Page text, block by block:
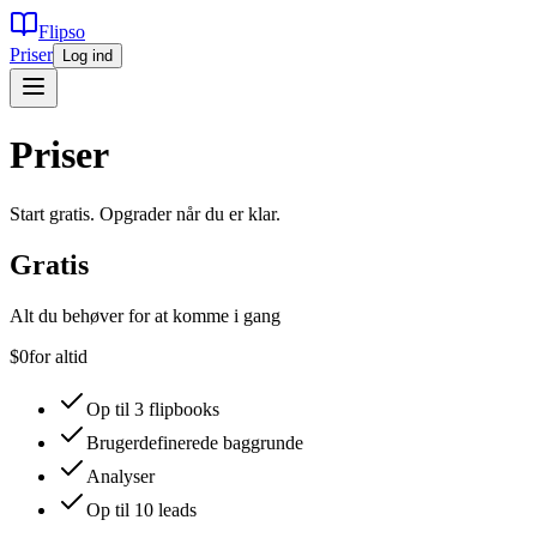
Flipso
Priser
Log ind
Priser
Start gratis. Opgrader når du er klar.
Gratis
Alt du behøver for at komme i gang
$0for altid
Op til 3 flipbooks
Brugerdefinerede baggrunde
Analyser
Op til 10 leads